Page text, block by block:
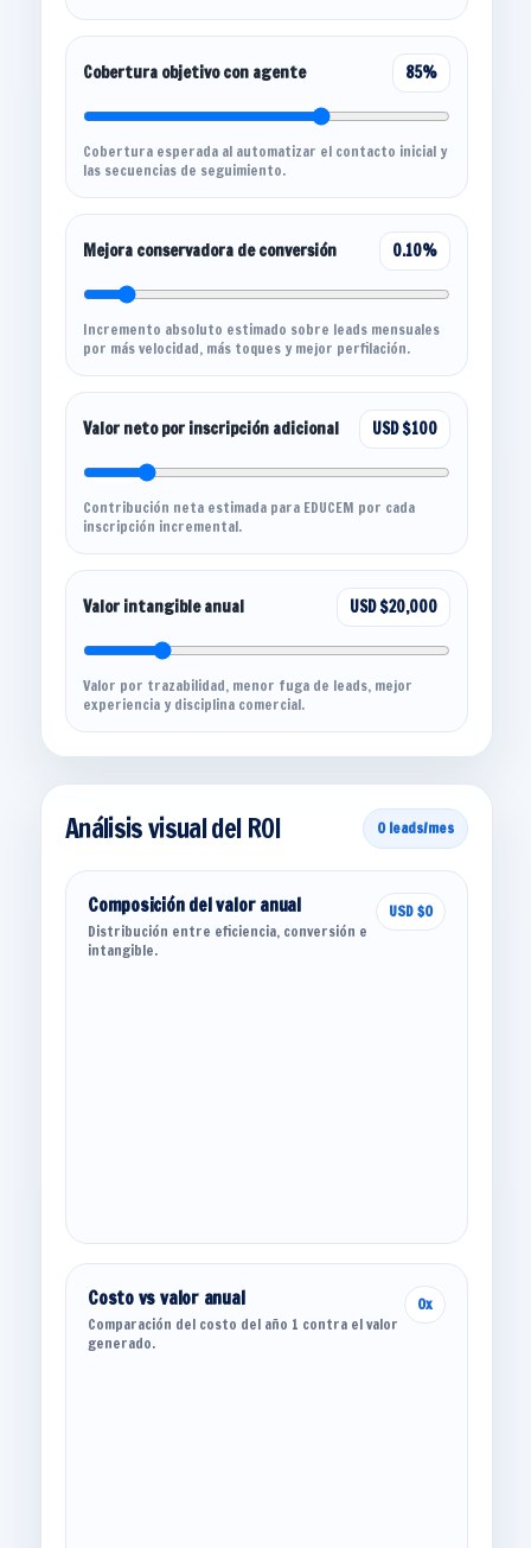
Cobertura objetivo con agente 85%
Cobertura esperada al automatizar el contacto inicial y
las secuencias de seguimiento.
Mejora conservadora de conversión 0.10%
Incremento absoluto estimado sobre leads mensuales
por más velocidad, más toques y mejor perfilación.
Valor neto por inscripción adicional USD $100
Contribución neta estimada para EDUCEM por cada
inscripción incremental.
Valor intangible anual USD $20,000
Valor por trazabilidad, menor fuga de leads, mejor
experiencia y disciplina comercial.
Análisis visual del ROI 0 leads/mes
Composición del valor anual
Distribución entre eficiencia, conversión e
intangible.
USD $0
Costo vs valor anual
Comparación del costo del año 1 contra el valor
generado.
0x